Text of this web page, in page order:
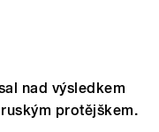
nad výsledkem
protějškem.